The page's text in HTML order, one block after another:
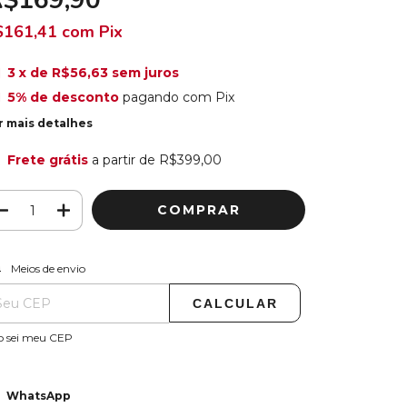
com Pix
3 x de R$56,63 sem juros
5% de descontopagando com Pix
mais detalhes
Frete grátis a partir de R$399,00
para o CEP:
Meios de envio
CALCULAR
sei meu CEP
WhatsApp